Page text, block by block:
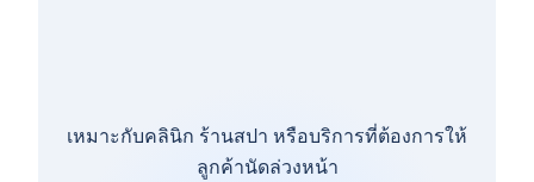
เหมาะกับคลินิก ร้านสปา หรือบริการที่ต้องการให้
ลูกค้านัดล่วงหน้า